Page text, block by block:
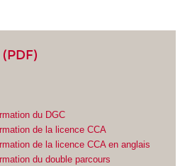
du DGC
de la licence CCA
de la licence CCA en anglais
du double parcours